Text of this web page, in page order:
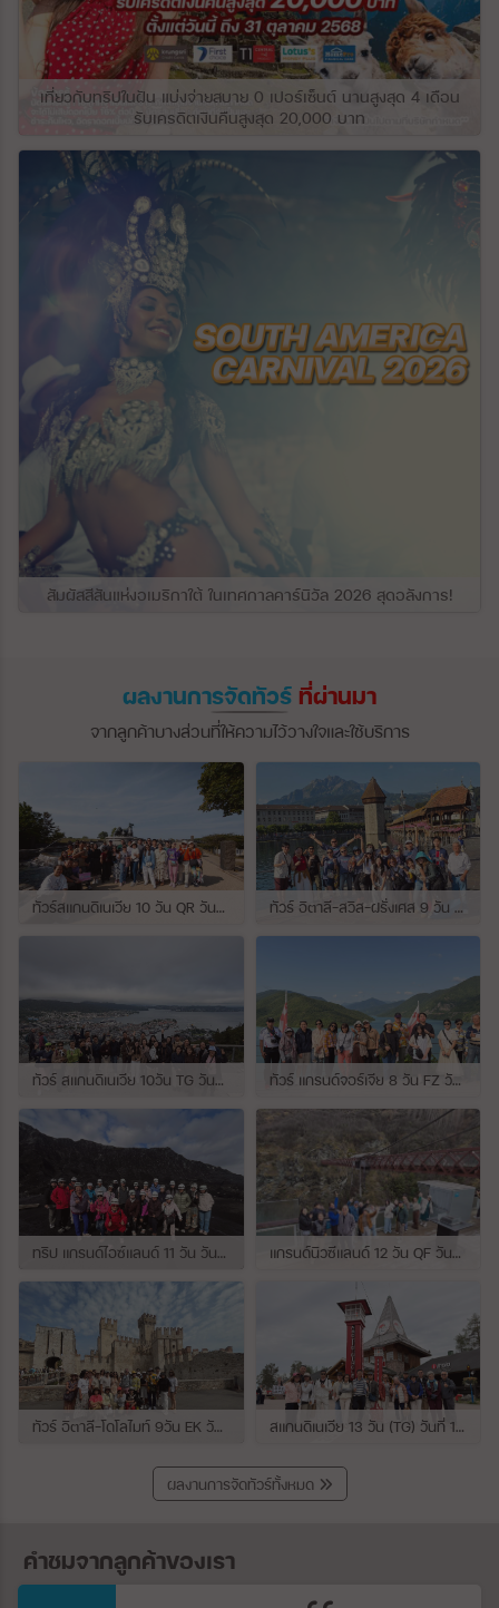
Kura (Mtkvari) และแม่น้ำสาขาอื่นๆ ทางใต้
ของดินแดนจอร์เจียมีทิวเขาและที่ราบสูงคอ
เคซัส ซึ่งสูงกว่าที่ราบชายฝั่งที่แคบและเป็นแอ่ง
น้ำไปถึงระดับความสูง 10,830 ฟุตบนยอดเขา
Didi-Abuli เนื่องจากมีแนวกั้นของเทือกเขา
คอเคซัสที่ปกป้องจอร์เจียจากอากาศเย็นจาก
ทางเหนือ ในขณะที่เปิดรับอิทธิพลของอากาศที่
อบอุ่นและชื้นจากทะเลดำอย่างต่อเนื่อง
จอร์เจียตะวันตกมีภูมิอากาศแบบกึ่งเขตร้อน
ชื้นแบบกึ่งเขตร้อน ในขณะที่จอร์เจียตะวันออก
มีภูมิอากาศหลากหลายตั้งแต่แบบชื้นปานกลาง
ไปจนถึงแบบกึ่งเขตร้อนแบบแห้ง
เที่ยวกับทริปในฝัน แบ่งจ่ายสบาย 0 เปอร์เซ็นต์ นานสูงสุด 4 เดือน
รับเครดิตเงินคืนสูงสุด 20,000 บาท
สัมผัสสีสันแห่งอเมริกาใต้ ในเทศกาลคาร์นิวัล 2026 สุดอลังการ!
ผลงานการจัดทัวร์ ที่ผ่านมา
จากลูกค้าบางส่วนที่ให้ความไว้วางใจและใช้บริการ
ทัวร์สแกนดิเนเวีย 10 วัน QR วันที่ 23 กรกฏาคม - 01 สิงหาคม 2569 เดินทางกับไกด์พี่จุ้ย และ พี่กั้ง ทัวร์ อิตาลี-สวิส-ฝรั่งเศส 9 วัน QR วันที่ 24 กรกฏาคม - 01 สิงหาคม 2569 เดินทางกับไกด์พี่เช
ทัวร์ สแกนดิเนเวีย 10วัน TG วันที่ 24 กรกฏาคม - 02 สิงหาคม 2569 เดินทางกับไกด์พี่ยอร์ช ทัวร์ แกรนด์จอร์เจีย 8 วัน FZ วันที่ 26 กรกฎาคม - 02 สิงหาคม 2569 เดินทางกับไกด์พี่โจ๊ก
ทริป แกรนด์ไอซ์แลนด์ 11 วัน วันที่ 25 กรกฏาคม - 04 สิงหาคม 2569 เดินทางกับไกด์พี่เปิ้ล แกรนด์นิวซีแลนด์ 12 วัน QF วันที่ 22 กรกฎาคม - 3 สิงหาคม 2569 เดินทางกับไกด์พี่โจ้
ทัวร์ อิตาลี-โดโลไมท์ 9วัน EK วันที่ 21 - 29 กรกฏาคม 2569 เดินทางกับไกด์พี่หนุ่ม สแกนดิเนเวีย 13 วัน (TG) วันที่ 10-22 กรกฏาคม 2569 เดินทางกับไกด์พี่เต้ย
ผลงานการจัดทัวร์ทั้งหมด
คำชมจากลูกค้าของเรา